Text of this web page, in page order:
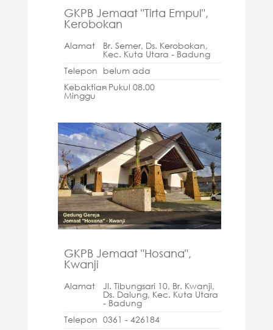
GKPB Jemaat "Tirta Empul",
Kerobokan
Alamat
Br. Semer, Ds. Kerobokan,
Kec. Kuta Utara - Badung
Telepon
belum ada
Kebaktian
Minggu
- Pukul 08.00
GKPB Jemaat "Hosana",
Kwanji
Alamat
Jl. Tibungsari 10, Br. Kwanji,
Ds. Dalung, Kec. Kuta Utara
- Badung
Telepon
0361 - 426184